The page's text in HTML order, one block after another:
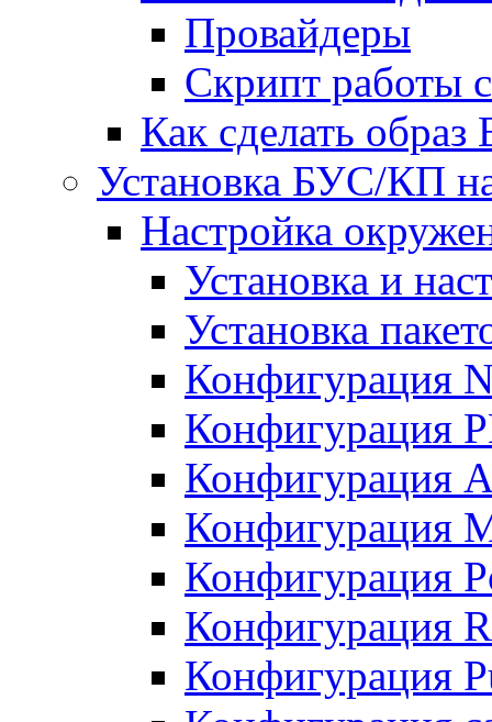
Провайдеры
Скрипт работы
Как сделать
Установка БУС/КП
Настройка
Установка и
Установка
Конфигурация
Конфигурация
Конфигурация
Конфигурация
Конфигурация
Конфигурация
Конфигурация